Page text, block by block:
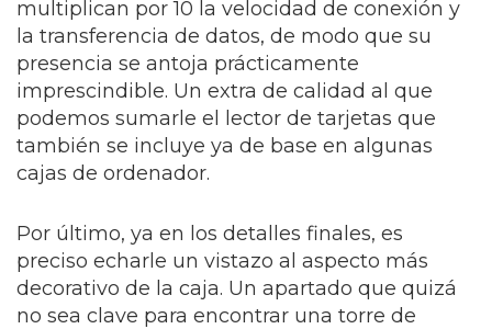
multiplican por 10 la velocidad de conexión y
la transferencia de datos, de modo que su
presencia se antoja prácticamente
imprescindible. Un extra de calidad al que
podemos sumarle el lector de tarjetas que
también se incluye ya de base en algunas
cajas de ordenador.
Por último, ya en los detalles finales, es
preciso echarle un vistazo al aspecto más
decorativo de la caja. Un apartado que quizá
no sea clave para encontrar una torre de